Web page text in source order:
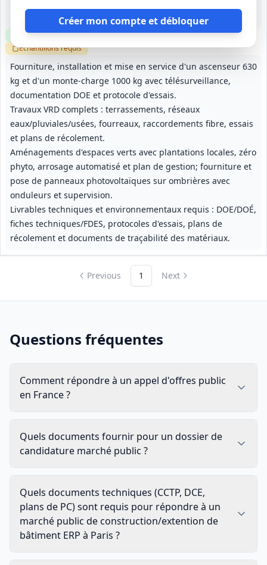
Créer mon compte et débloquer
Fourniture, installation et mise en service d'un ascenseur 630
kg et d'un monte‑charge 1000 kg avec télésurveillance,
documentation DOE et protocole d'essais.
Travaux VRD complets : terrassements, réseaux
eaux/pluviales/usées, fourreaux, raccordements fibre, essais
et plans de récolement.
Aménagements d'espaces verts avec plantations locales, zéro
phyto, arrosage automatisé et plan de gestion; fourniture et
pose de panneaux photovoltaïques sur ombrières avec
onduleurs et supervision.
Livrables techniques et environnementaux requis : DOE/DOÉ,
fiches techniques/FDES, protocoles d'essais, plans de
récolement et documents de traçabilité des matériaux.
Clause environnementale Clause sociale Visiterequise
Échantillonsrequis
Previous 1 Next
Questions fréquentes
Comment répondre à un appel d'offres public
en France ?
Quels documents fournir pour un dossier de
candidature marché public ?
Quels documents techniques (CCTP, DCE,
plans de PC) sont requis pour répondre à un
marché public de construction/extention de
bâtiment ERP à Paris ?